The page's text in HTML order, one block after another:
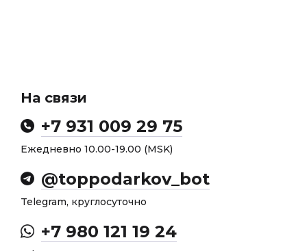
На связи
+7 931 009 29 75
Ежедневно 10.00-19.00 (MSK)
@toppodarkov_bot
Telegram, круглосуточно
+7 980 121 19 24